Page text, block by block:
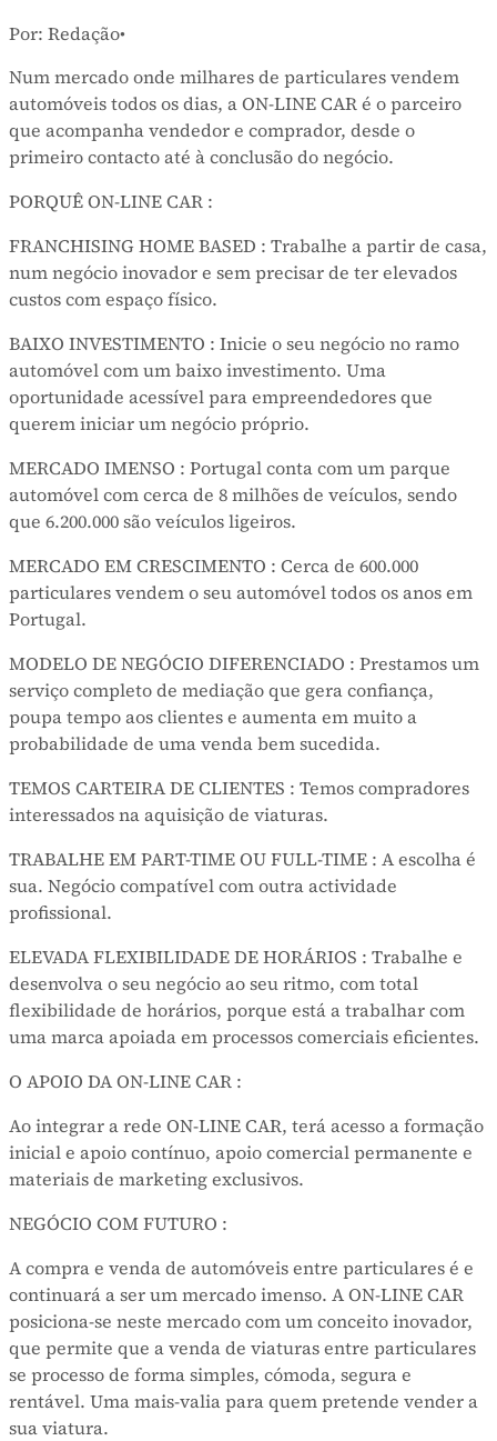
Por: Redação•
Num mercado onde milhares de particulares vendem
automóveis todos os dias, a ON-LINE CAR é o parceiro
que acompanha vendedor e comprador, desde o
primeiro contacto até à conclusão do negócio.
PORQUÊ ON-LINE CAR :
FRANCHISING HOME BASED : Trabalhe a partir de casa,
num negócio inovador e sem precisar de ter elevados
custos com espaço físico.
BAIXO INVESTIMENTO : Inicie o seu negócio no ramo
automóvel com um baixo investimento. Uma
oportunidade acessível para empreendedores que
querem iniciar um negócio próprio.
MERCADO IMENSO : Portugal conta com um parque
automóvel com cerca de 8 milhões de veículos, sendo
que 6.200.000 são veículos ligeiros.
MERCADO EM CRESCIMENTO : Cerca de 600.000
particulares vendem o seu automóvel todos os anos em
Portugal.
MODELO DE NEGÓCIO DIFERENCIADO : Prestamos um
serviço completo de mediação que gera confiança,
poupa tempo aos clientes e aumenta em muito a
probabilidade de uma venda bem sucedida.
TEMOS CARTEIRA DE CLIENTES : Temos compradores
interessados na aquisição de viaturas.
TRABALHE EM PART-TIME OU FULL-TIME : A escolha é
sua. Negócio compatível com outra actividade
profissional.
ELEVADA FLEXIBILIDADE DE HORÁRIOS : Trabalhe e
desenvolva o seu negócio ao seu ritmo, com total
flexibilidade de horários, porque está a trabalhar com
uma marca apoiada em processos comerciais eficientes.
O APOIO DA ON-LINE CAR :
Ao integrar a rede ON-LINE CAR, terá acesso a formação
inicial e apoio contínuo, apoio comercial permanente e
materiais de marketing exclusivos.
NEGÓCIO COM FUTURO :
A compra e venda de automóveis entre particulares é e
continuará a ser um mercado imenso. A ON-LINE CAR
posiciona-se neste mercado com um conceito inovador,
que permite que a venda de viaturas entre particulares
se processo de forma simples, cómoda, segura e
rentável. Uma mais-valia para quem pretende vender a
sua viatura.